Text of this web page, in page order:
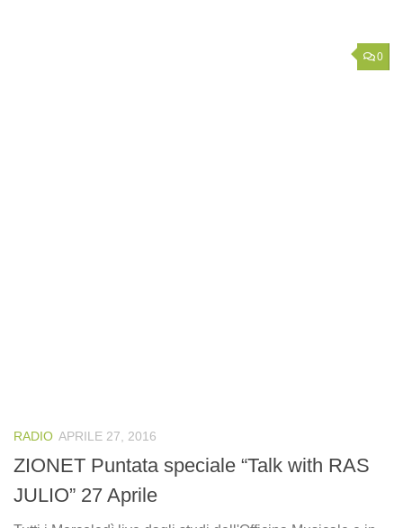
0
RADIO APRILE 27, 2016
ZIONET Puntata speciale “Talk with RAS
JULIO” 27 Aprile